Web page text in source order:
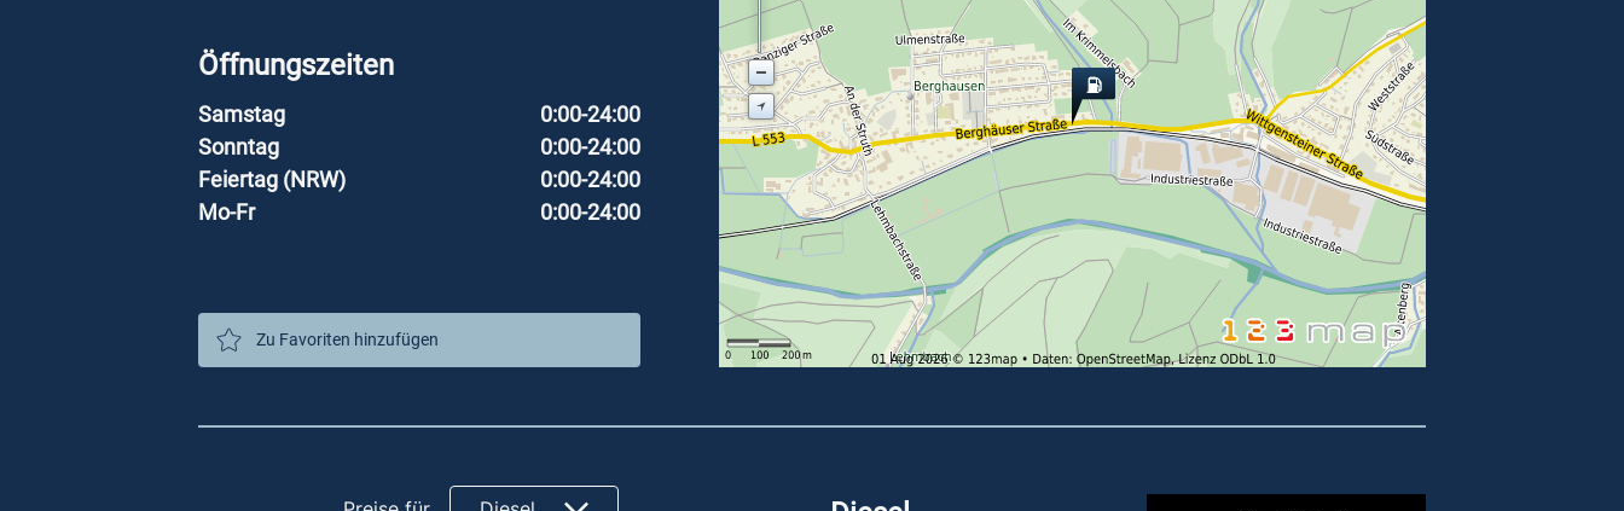
Öffnungszeiten
Samstag
0:00-24:00
Sonntag
0:00-24:00
Feiertag (NRW)
0:00-24:00
Mo-Fr
0:00-24:00
Zu Favoriten hinzufügen